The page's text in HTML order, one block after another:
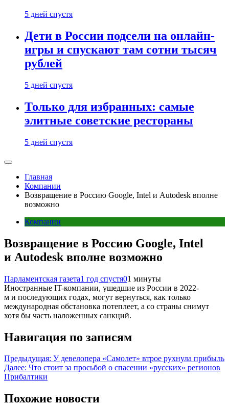
5 дней спустя
Дети в России подсели на онлайн-
игры и спускают там сотни тысяч
рублей
5 дней спустя
Только для избранных: самые
элитные советские рестораны
5 дней спустя
Главная
Компании
Возвращение в Россию Google, Intel и Autodesk вполне
возможно
Компании
Возвращение в Россию Google, Intel
и Autodesk вполне возможно
Парламентская газета1 год спустя01 минуты
Иностранные IT-компании, ушедшие из России в 2022-
м и последующих годах, могут вернуться, как только
международная обстановка потеплеет, а со страны снимут
хотя бы часть наложенных санкций.
Навигация по записям
Предыдущая: У девелопера «Самолет» втрое рухнула прибыль
Далее: Что стоит за просьбой о спасении «русских» регионов
Прибалтики
Похожие новости